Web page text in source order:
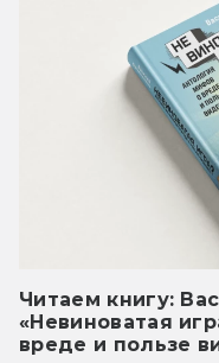
Читаем книгу:
«Невиноватая
вреде и пользе